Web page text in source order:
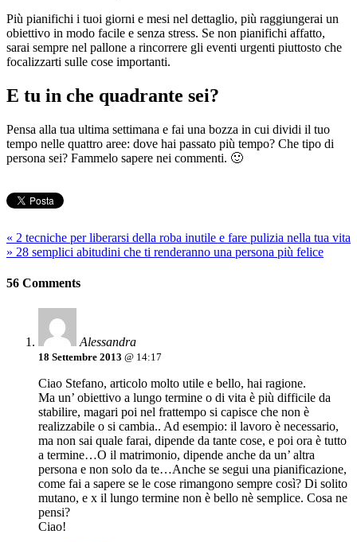
Più pianifichi i tuoi giorni e mesi nel dettaglio, più raggiungerai un
obiettivo in modo facile e senza stress. Se non pianifichi affatto,
sarai sempre nel pallone a rincorrere gli eventi urgenti piuttosto che
focalizzarti sulle cose importanti.
E tu in che quadrante sei?
Pensa alla tua ultima settimana e fai una bozza in cui dividi il tuo
tempo nelle quattro aree: dove hai passato più tempo? Che tipo di
persona sei? Fammelo sapere nei commenti. 🙂
« 2 tecniche per liberarsi della roba inutile e fare pulizia nella tua vita
» 28 semplici abitudini che ti renderanno una persona più felice
56 Comments
Alessandra
18 Settembre 2013 @ 14:17
Ciao Stefano, articolo molto utile e bello, hai ragione.
Ma un’ obiettivo a lungo termine o di vita è più difficile da
stabilire, magari poi nel frattempo si capisce che non è
realizzabile o si cambia.. Ad esempio: il lavoro è necessario,
ma non sai quale farai, dipende da tante cose, e poi ora è tutto
a termine…O il matrimonio, dipende anche da un’ altra
persona e non solo da te…Anche se segui una pianificazione,
come fai a sapere se le cose rimangono sempre così? Di solito
mutano, e x il lungo termine non è bello nè semplice. Cosa ne
pensi?
Ciao!